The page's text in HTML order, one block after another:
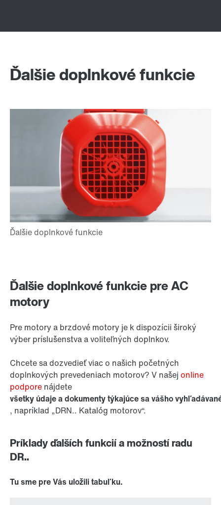
Ďalšie doplnkové funkcie
Ďalšie doplnkové funkcie pre AC
motory
Pre motory a brzdové motory je k dispozícii široký
výber príslušenstva a voliteľných doplnkov.
Chcete sa dozvedieť viac o našich početných
doplnkových prevedeniach motorov? V našej online
podpore nájdete
všetky údaje a dokumenty týkajúce sa vášho
, napríklad „DRN.. Katalóg motorov“.
Príklady ďalších funkcií a možností radu
DR..
Tu sme pre Vás uložili tabuľku.